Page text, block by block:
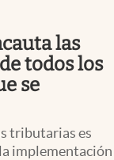
las
todos los
se
tributarias es
implementación